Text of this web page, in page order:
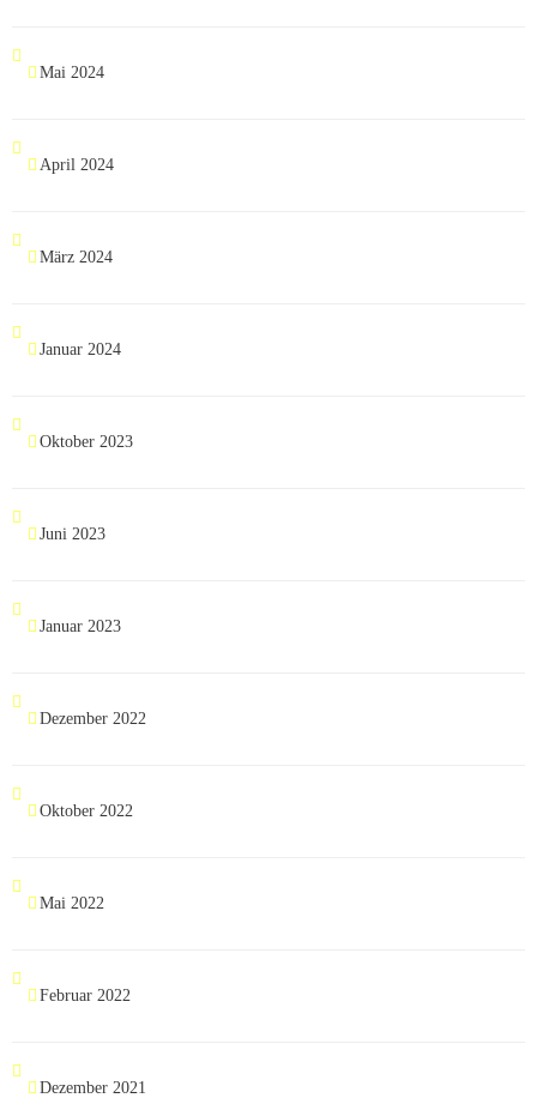
Mai 2024
April 2024
März 2024
Januar 2024
Oktober 2023
Juni 2023
Januar 2023
Dezember 2022
Oktober 2022
Mai 2022
Februar 2022
Dezember 2021